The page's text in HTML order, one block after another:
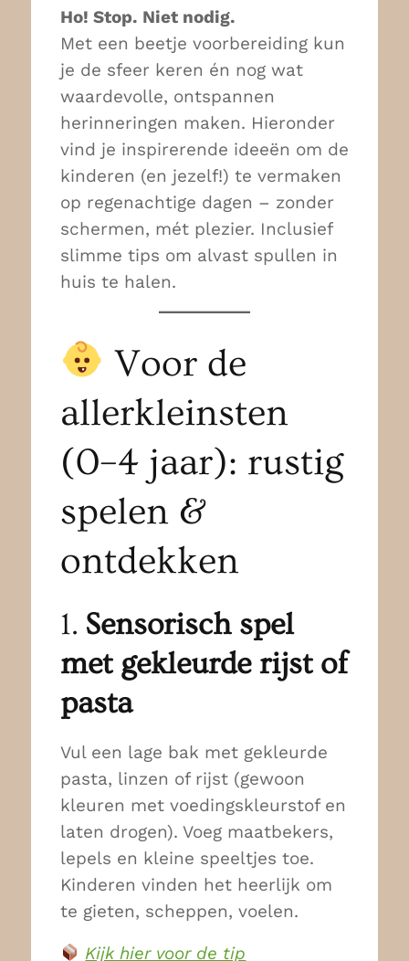
Ho! Stop. Niet nodig.
Met een beetje voorbereiding kun
je de sfeer keren én nog wat
waardevolle, ontspannen
herinneringen maken. Hieronder
vind je inspirerende ideeën om de
kinderen (en jezelf!) te vermaken
op regenachtige dagen – zonder
schermen, mét plezier. Inclusief
slimme tips om alvast spullen in
huis te halen.
Voor de
allerkleinsten
(0–4 jaar): rustig
spelen &
ontdekken
1. Sensorisch spel
met gekleurde rijst of
pasta
Vul een lage bak met gekleurde
pasta, linzen of rijst (gewoon
kleuren met voedingskleurstof en
laten drogen). Voeg maatbekers,
lepels en kleine speeltjes toe.
Kinderen vinden het heerlijk om
te gieten, scheppen, voelen.
Kijk hier voor de tip